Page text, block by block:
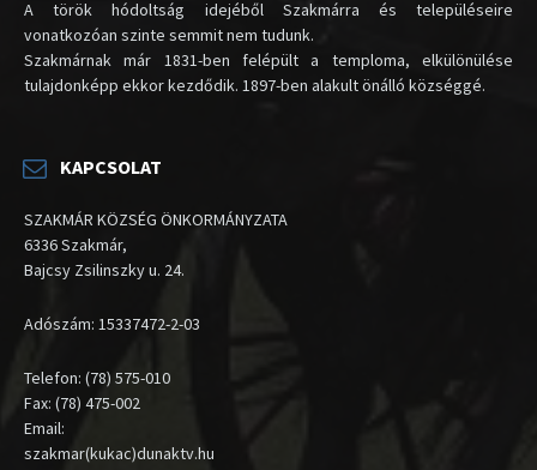
A török hódoltság idejéből Szakmárra és településeire
vonatkozóan szinte semmit nem tudunk.
Szakmárnak már 1831-ben felépült a temploma, elkülönülése
tulajdonképp ekkor kezdődik. 1897-ben alakult önálló községgé.
KAPCSOLAT
SZAKMÁR KÖZSÉG ÖNKORMÁNYZATA
6336 Szakmár,
Bajcsy Zsilinszky u. 24.
Adószám: 15337472-2-03
Telefon: (78) 575-010
Fax: (78) 475-002
Email:
szakmar(kukac)dunaktv.hu